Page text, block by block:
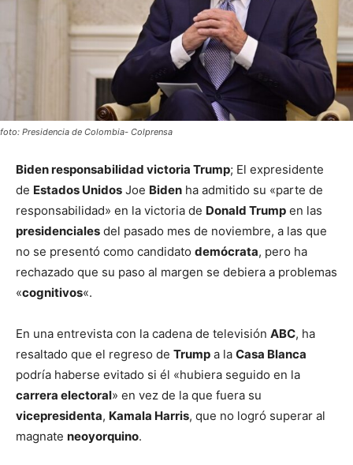
foto: Presidencia de Colombia- Colprensa
Biden responsabilidad victoria Trump; El expresidente
de Estados Unidos Joe Biden ha admitido su «parte de
responsabilidad» en la victoria de Donald Trump en las
presidenciales del pasado mes de noviembre, a las que
no se presentó como candidato demócrata, pero ha
rechazado que su paso al margen se debiera a problemas
«cognitivos«.
En una entrevista con la cadena de televisión ABC, ha
resaltado que el regreso de Trump a la Casa Blanca
podría haberse evitado si él «hubiera seguido en la
carrera electoral» en vez de la que fuera su
vicepresidenta, Kamala Harris, que no logró superar al
magnate neoyorquino.